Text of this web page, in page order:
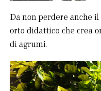
Da non perdere anche
orto didattico che crea
di agrumi.